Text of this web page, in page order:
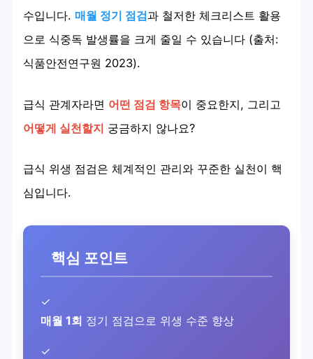
수입니다. 매월 정기 점검과 철저한 체크리스트 활용
으로 식중독 발생률을 크게 줄일 수 있습니다 (출처:
식품안전연구원 2023).
급식 관계자라면 어떤 점검 항목이 중요한지, 그리고
어떻게 실천할지 궁금하지 않나요?
급식 위생 점검은 체계적인 관리와 꾸준한 실천이 핵
심입니다.
핵심 포인트
✓
매월 1회 정기 점검으로 위생 수준 향상
✓